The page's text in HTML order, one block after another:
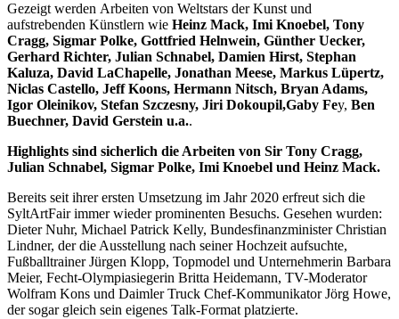
Gezeigt werden Arbeiten von Weltstars der Kunst und
aufstrebenden Künstlern wie Heinz Mack, Imi Knoebel, Tony
Cragg, Sigmar Polke, Gottfried Helnwein, Günther Uecker,
Gerhard Richter, Julian Schnabel, Damien Hirst, Stephan
Kaluza, David LaChapelle, Jonathan Meese, Markus Lüpertz,
Niclas Castello, Jeff Koons, Hermann Nitsch, Bryan Adams,
Igor Oleinikov, Stefan Szczesny, Jiri Dokoupil,Gaby Fey, Ben
Buechner, David Gerstein u.a..
Highlights sind sicherlich die Arbeiten von Sir Tony Cragg,
Julian Schnabel, Sigmar Polke, Imi Knoebel und Heinz Mack.
Bereits seit ihrer ersten Umsetzung im Jahr 2020 erfreut sich die
SyltArtFair immer wieder prominenten Besuchs. Gesehen wurden:
Dieter Nuhr, Michael Patrick Kelly, Bundesfinanzminister Christian
Lindner, der die Ausstellung nach seiner Hochzeit aufsuchte,
Fußballtrainer Jürgen Klopp, Topmodel und Unternehmerin Barbara
Meier, Fecht-Olympiasiegerin Britta Heidemann, TV-Moderator
Wolfram Kons und Daimler Truck Chef-Kommunikator Jörg Howe,
der sogar gleich sein eigenes Talk-Format platzierte.